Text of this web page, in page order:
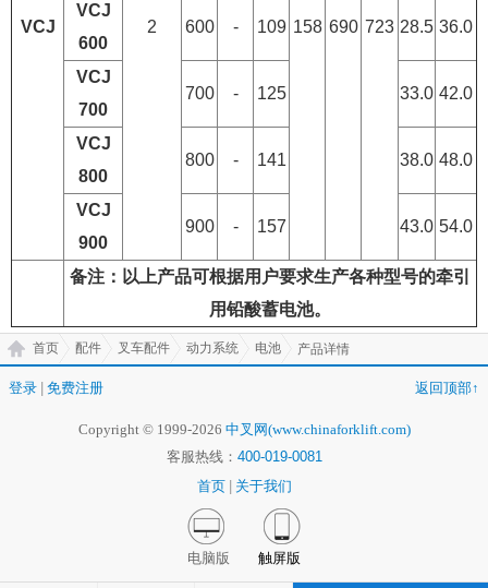
VCJ 2 158 690 723
VCJ
600
600 - 109 28.5 36.0
VCJ
700
700 - 125 33.0 42.0
VCJ
800
800 - 141 38.0 48.0
VCJ
900
900 - 157 43.0 54.0
备注：以上产品可根据用户要求生产各种型号的牵引
用铅酸蓄电池。
首页 配件 叉车配件 动力系统 电池 产品详情
登录 免费注册 返回顶部↑
Copyright © 1999-2026 中叉网(www.chinaforklift.com)
客服热线： 400-019-0081
首页
关于我们
电脑版 触屏版